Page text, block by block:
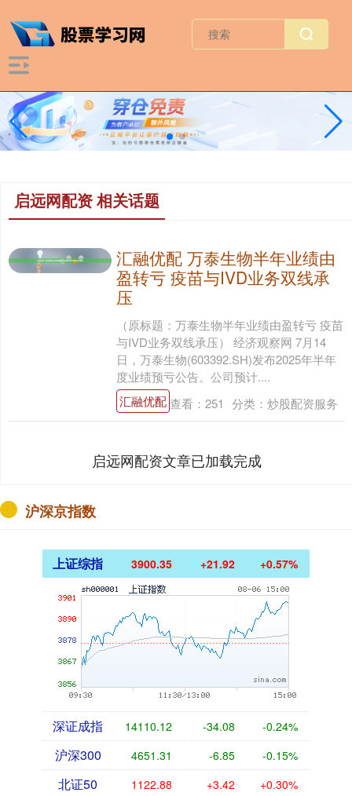
启远网配资 相关话题
汇融优配 万泰生物半年业绩由
盈转亏 疫苗与IVD业务双线承
压
（原标题：万泰生物半年业绩由盈转亏 疫苗
与IVD业务双线承压） 经济观察网 7月14
日，万泰生物(603392.SH)发布2025年半年
度业绩预亏公告。公司预计....
汇融优配查看： 251 分类： 炒股配资服务
启远网配资文章已加载完成
沪深京指数
上证综指 3900.35 +21.92 +0.57%
深证成指 14110.12 -34.08 -0.24%
沪深300 4651.31 -6.85 -0.15%
北证50 1122.88 +3.42 +0.30%